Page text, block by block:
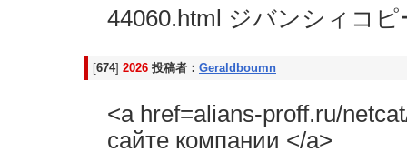
44060.html ジバンシィコ
[674] 2026 投稿者： Geraldboumn
<a href=alians-proff.ru/
сайте компании </a>